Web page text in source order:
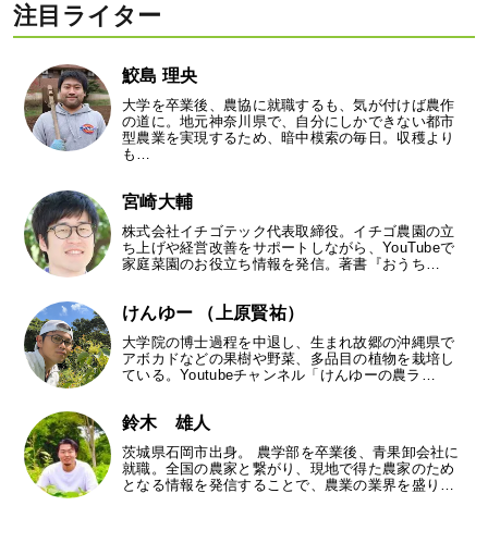
注目ライター
鮫島 理央
大学を卒業後、農協に就職するも、気が付けば農作
の道に。地元神奈川県で、自分にしかできない都市
型農業を実現するため、暗中模索の毎日。収穫より
も…
宮崎大輔
株式会社イチゴテック代表取締役。イチゴ農園の立
ち上げや経営改善をサポートしながら、YouTubeで
家庭菜園のお役立ち情報を発信。著書『おうち…
けんゆー （上原賢祐）
大学院の博士過程を中退し、生まれ故郷の沖縄県で
アボカドなどの果樹や野菜、多品目の植物を栽培し
ている。Youtubeチャンネル「けんゆーの農ラ…
鈴木 雄人
茨城県石岡市出身。 農学部を卒業後、青果卸会社に
就職。全国の農家と繋がり、現地で得た農家のため
となる情報を発信することで、農業の業界を盛り…